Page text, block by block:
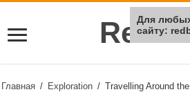
Rei
Главная / Exploration / Travelling Around
Для
сайту: